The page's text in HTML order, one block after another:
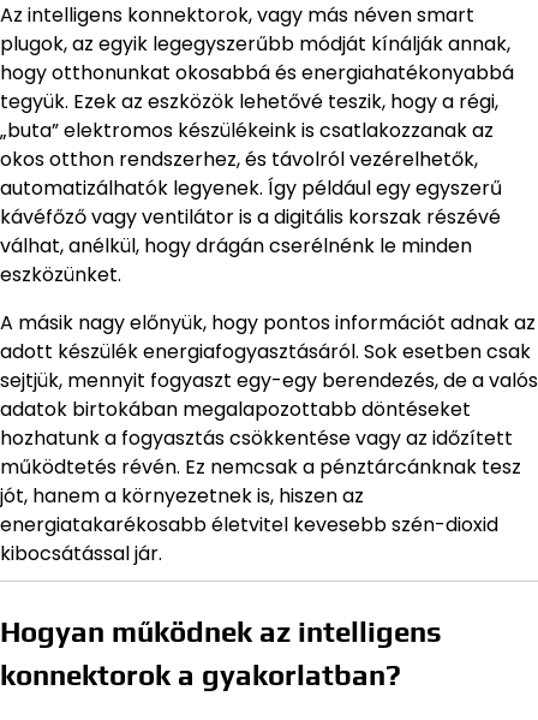
Az intelligens konnektorok, vagy más néven smart
plugok, az egyik legegyszerűbb módját kínálják annak,
hogy otthonunkat okosabbá és energiahatékonyabbá
tegyük. Ezek az eszközök lehetővé teszik, hogy a régi,
„buta” elektromos készülékeink is csatlakozzanak az
okos otthon rendszerhez, és távolról vezérelhetők,
automatizálhatók legyenek. Így például egy egyszerű
kávéfőző vagy ventilátor is a digitális korszak részévé
válhat, anélkül, hogy drágán cserélnénk le minden
eszközünket.
A másik nagy előnyük, hogy pontos információt adnak az
adott készülék energiafogyasztásáról. Sok esetben csak
sejtjük, mennyit fogyaszt egy-egy berendezés, de a valós
adatok birtokában megalapozottabb döntéseket
hozhatunk a fogyasztás csökkentése vagy az időzített
működtetés révén. Ez nemcsak a pénztárcánknak tesz
jót, hanem a környezetnek is, hiszen az
energiatakarékosabb életvitel kevesebb szén-dioxid
kibocsátással jár.
Hogyan működnek az intelligens
konnektorok a gyakorlatban?